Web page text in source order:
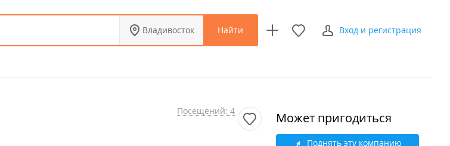
Владивосток Найти Вход и регистрация
Посещений: 4 Может пригодиться
Поднять эту компанию